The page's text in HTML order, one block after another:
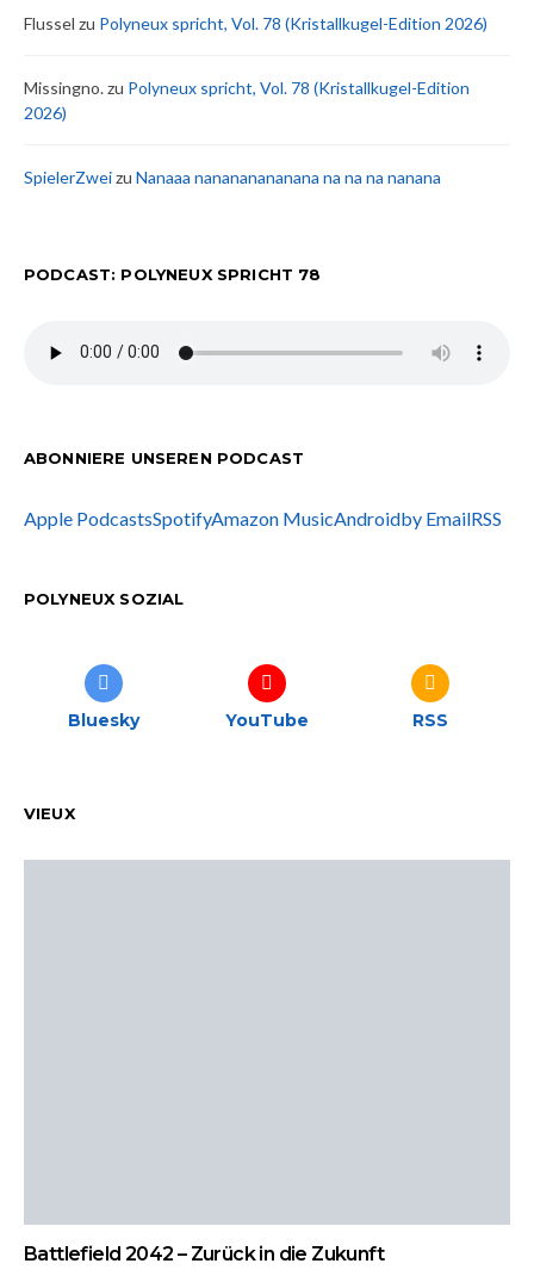
Flussel zu Polyneux spricht, Vol. 78 (Kristallkugel-Edition 2026)
Missingno.zu Polyneux spricht, Vol. 78 (Kristallkugel-Edition
2026)
SpielerZweizu Nanaaa nanananananana na na na nanana
PODCAST: POLYNEUX SPRICHT 78
ABONNIERE UNSEREN PODCAST
Apple PodcastsSpotifyAmazon MusicAndroidby EmailRSS
POLYNEUX SOZIAL
Bluesky YouTube RSS
VIEUX
Battlefield 2042 – Zurück in die Zukunft